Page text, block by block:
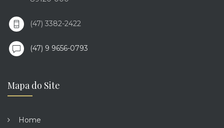
(47) 3382-2422
(47) 9 9656-0793
Mapa do Site
Home